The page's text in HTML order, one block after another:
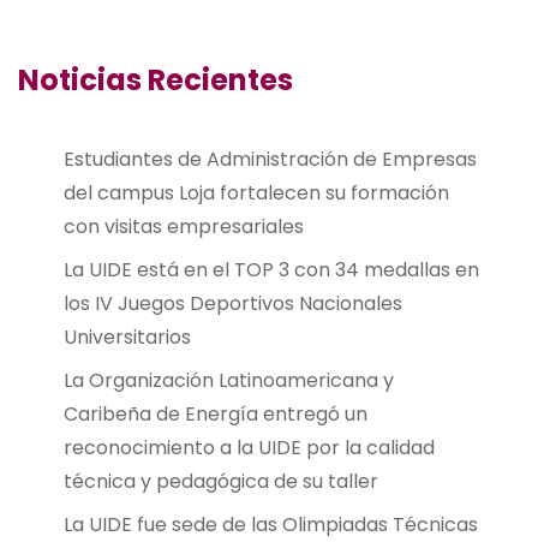
Noticias Recientes
Estudiantes de Administración de Empresas
del campus Loja fortalecen su formación
con visitas empresariales
La UIDE está en el TOP 3 con 34 medallas en
los IV Juegos Deportivos Nacionales
Universitarios
La Organización Latinoamericana y
Caribeña de Energía entregó un
reconocimiento a la UIDE por la calidad
técnica y pedagógica de su taller
La UIDE fue sede de las Olimpiadas Técnicas